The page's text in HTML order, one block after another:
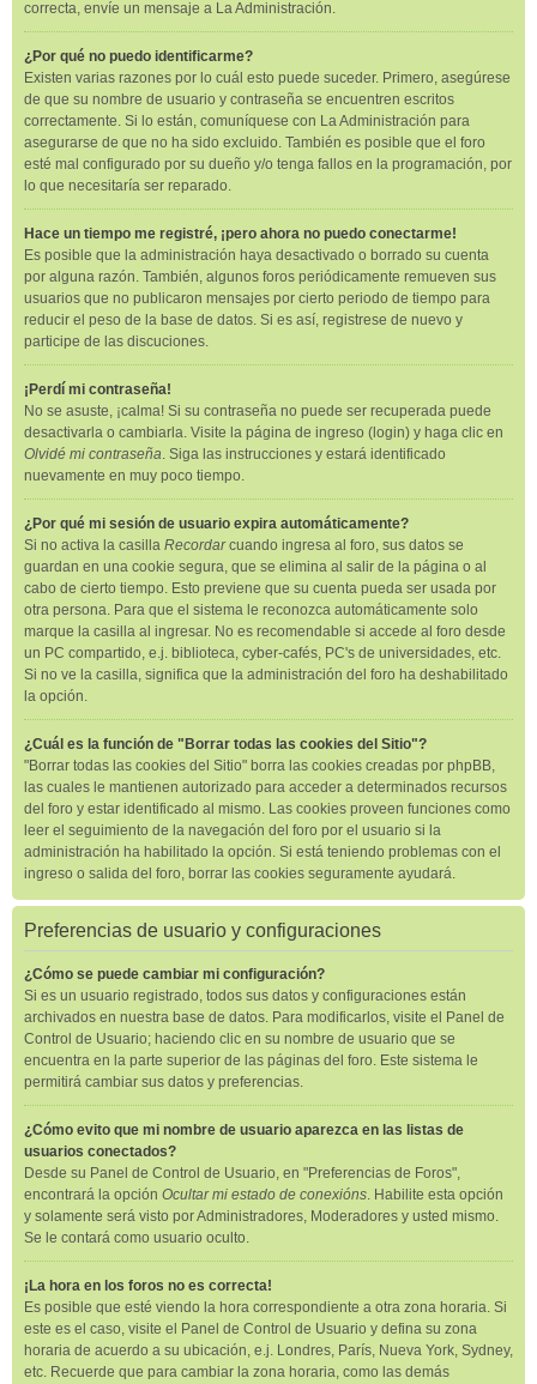
correcta, envíe un mensaje a La Administración.
¿Por qué no puedo identificarme?
Existen varias razones por lo cuál esto puede suceder. Primero, asegúrese
de que su nombre de usuario y contraseña se encuentren escritos
correctamente. Si lo están, comuníquese con La Administración para
asegurarse de que no ha sido excluido. También es posible que el foro
esté mal configurado por su dueño y/o tenga fallos en la programación, por
lo que necesitaría ser reparado.
Hace un tiempo me registré, ¡pero ahora no puedo conectarme!
Es posible que la administración haya desactivado o borrado su cuenta
por alguna razón. También, algunos foros periódicamente remueven sus
usuarios que no publicaron mensajes por cierto periodo de tiempo para
reducir el peso de la base de datos. Si es así, registrese de nuevo y
participe de las discuciones.
¡Perdí mi contraseña!
No se asuste, ¡calma! Si su contraseña no puede ser recuperada puede
desactivarla o cambiarla. Visite la página de ingreso (login) y haga clic en
Olvidé mi contraseña. Siga las instrucciones y estará identificado
nuevamente en muy poco tiempo.
¿Por qué mi sesión de usuario expira automáticamente?
Si no activa la casilla Recordarcuando ingresa al foro, sus datos se
guardan en una cookie segura, que se elimina al salir de la página o al
cabo de cierto tiempo. Esto previene que su cuenta pueda ser usada por
otra persona. Para que el sistema le reconozca automáticamente solo
marque la casilla al ingresar. No es recomendable si accede al foro desde
un PC compartido, e.j. biblioteca, cyber-cafés, PC's de universidades, etc.
Si no ve la casilla, significa que la administración del foro ha deshabilitado
la opción.
¿Cuál es la función de "Borrar todas las cookies del Sitio"?
"Borrar todas las cookies del Sitio" borra las cookies creadas por phpBB,
las cuales le mantienen autorizado para acceder a determinados recursos
del foro y estar identificado al mismo. Las cookies proveen funciones como
leer el seguimiento de la navegación del foro por el usuario si la
administración ha habilitado la opción. Si está teniendo problemas con el
ingreso o salida del foro, borrar las cookies seguramente ayudará.
Preferencias de usuario y configuraciones
¿Cómo se puede cambiar mi configuración?
Si es un usuario registrado, todos sus datos y configuraciones están
archivados en nuestra base de datos. Para modificarlos, visite el Panel de
Control de Usuario; haciendo clic en su nombre de usuario que se
encuentra en la parte superior de las páginas del foro. Este sistema le
permitirá cambiar sus datos y preferencias.
¿Cómo evito que mi nombre de usuario aparezca en las listas de
usuarios conectados?
Desde su Panel de Control de Usuario, en "Preferencias de Foros",
encontrará la opción Ocultar mi estado de conexións. Habilite esta opción
y solamente será visto por Administradores, Moderadores y usted mismo.
Se le contará como usuario oculto.
¡La hora en los foros no es correcta!
Es posible que esté viendo la hora correspondiente a otra zona horaria. Si
este es el caso, visite el Panel de Control de Usuario y defina su zona
horaria de acuerdo a su ubicación, e.j. Londres, París, Nueva York, Sydney,
etc. Recuerde que para cambiar la zona horaria, como las demás